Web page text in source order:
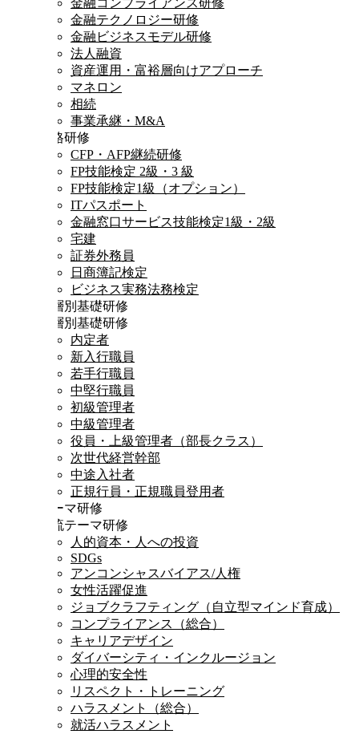
金融コンプライアンス研修
金融テクノロジー研修
金融ビジネスモデル研修
法人融資
資産運用・富裕層向けアプローチ
マネロン
相続
事業承継・M&A
資格研修
CFP・AFP継続研修
FP技能検定 2級・3 級
FP技能検定1級（オプション）
ITパスポート
金融窓口サービス技能検定1級・2級
宅建
証券外務員
日商簿記検定
ビジネス実務法務検定
階層別基礎研修
階層別基礎研修
内定者
新入行職員
若手行職員
中堅行職員
初級管理者
中級管理者
役員・上級管理者（部長クラス）
次世代経営幹部
中途入社者
正規行員・正規職員登用者
テーマ研修
時流テーマ研修
人的資本・人への投資
SDGs
アンコンシャスバイアス/人権
女性活躍促進
ジョブクラフティング（自立型マインド育成）
コンプライアンス（総合）
キャリアデザイン
ダイバーシティ・インクルージョン
心理的安全性
リスペクト・トレーニング
ハラスメント（総合）
就活ハラスメント